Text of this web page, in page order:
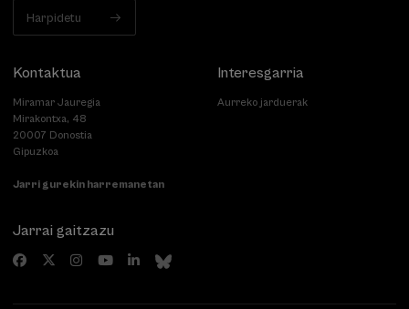
Harpidetu
Kontaktua
Miramar Jauregia
Mirakontxa, 48
20007 Donostia
Gipuzkoa
Jarri gurekin harremanetan
Interesgarria
Aurreko jarduerak
Jarrai gaitzazu